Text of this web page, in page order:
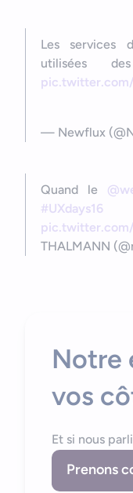
Les services
utilisées
— Newflux
Quand le
#UXdays16
THALMANN
Notre
vos
Et si nous
Prenons